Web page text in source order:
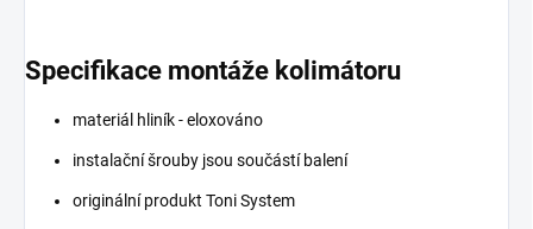
Specifikace montáže kolimátoru
materiál hliník - eloxováno
instalační šrouby jsou součástí balení
originální produkt Toni System